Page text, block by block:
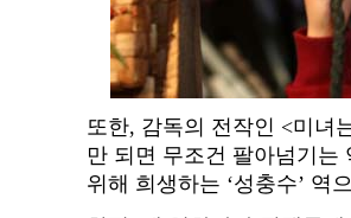
또한, 감독의 전작인 <미녀
만 되면 무조건 팔아넘기는
위해 희생하는 ‘성충수’ 역